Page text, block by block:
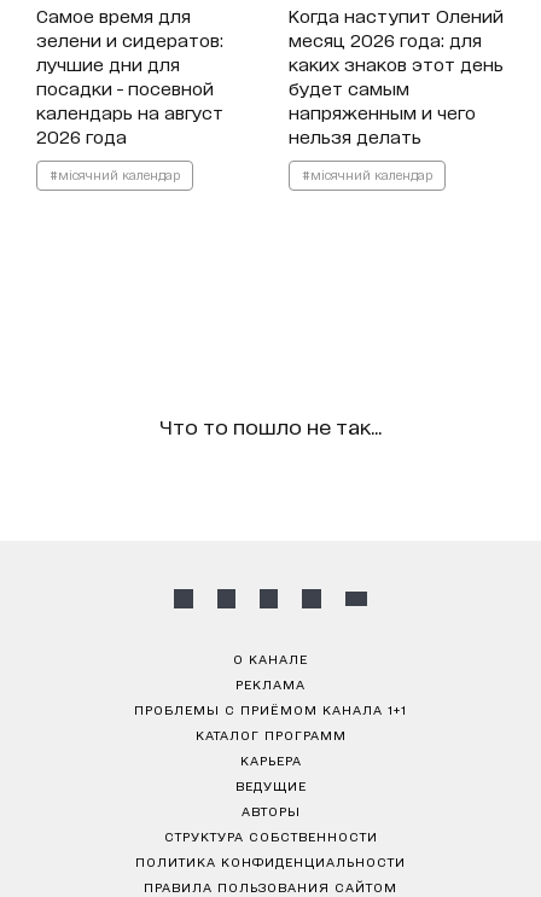
Самое время для
зелени и сидератов:
лучшие дни для
посадки - посевной
календарь на август
2026 года
#місячний календар
Когда наступит Олений
месяц 2026 года: для
каких знаков этот день
будет самым
напряженным и чего
нельзя делать
#місячний календар
Что то пошло не так...
О КАНАЛЕ
РЕКЛАМА
ПРОБЛЕМЫ С ПРИЁМОМ КАНАЛА 1+1
КАТАЛОГ ПРОГРАММ
КАРЬЕРА
ВЕДУЩИЕ
АВТОРЫ
СТРУКТУРА СОБСТВЕННОСТИ
ПОЛИТИКА КОНФИДЕНЦИАЛЬНОСТИ
ПРАВИЛА ПОЛЬЗОВАНИЯ САЙТОМ